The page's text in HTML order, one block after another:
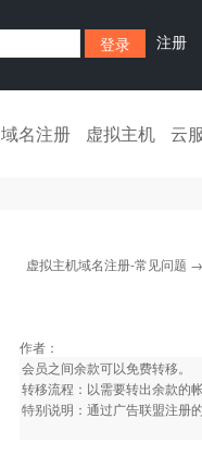
注册
域名注册 虚拟主机 云
虚拟主机域名注册-常见问题
作者：
会员之间余款可以免费转移。
转移流程：以需要转出余款的
特别说明：通过广告联盟注册